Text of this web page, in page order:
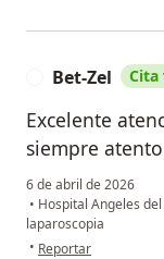
Bet-Zel Cita
Excelente
siempre
6 de abril de 2026
• Hospital Angeles
laparoscopia
• en opinión del
Reportar